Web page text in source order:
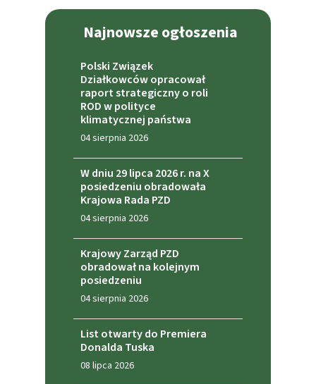
Najnowsze ogłoszenia
Polski Związek
Działkowców opracował
raport strategiczny o roli
ROD w polityce
klimatycznej państwa
04 sierpnia 2026
W dniu 29 lipca 2026 r. na X
posiedzeniu obradowała
Krajowa Rada PZD
04 sierpnia 2026
Krajowy Zarząd PZD
obradował na kolejnym
posiedzeniu
04 sierpnia 2026
List otwarty do Premiera
Donalda Tuska
08 lipca 2026